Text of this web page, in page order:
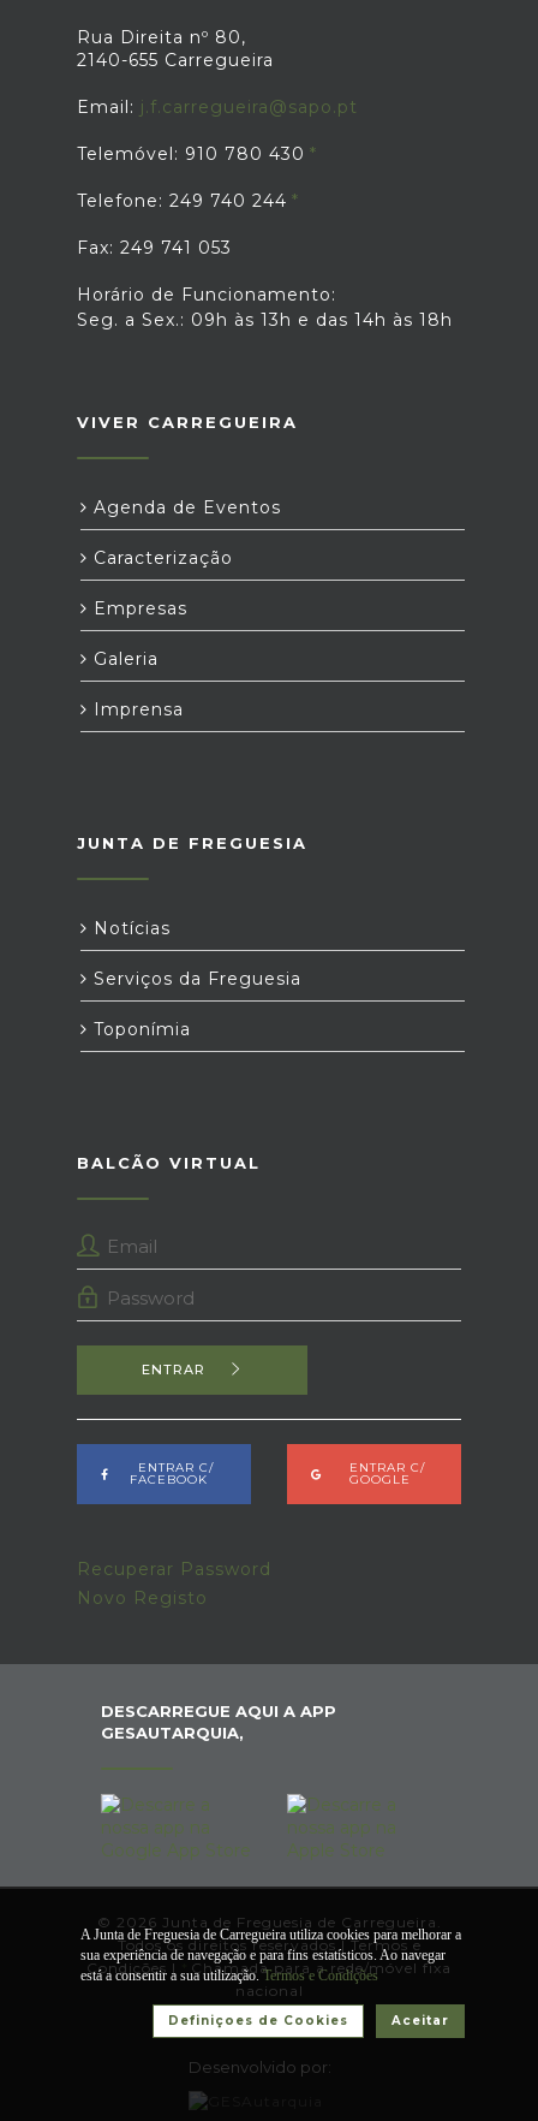
Rua Direita nº 80,
2140-655 Carregueira
Email: j.f.carregueira@sapo.pt
Telemóvel: 910 780 430
Telefone: 249 740 244
Fax: 249 741 053
Horário de Funcionamento:
Seg. a Sex.: 09h às 13h e das 14h às 18h
VIVER CARREGUEIRA
Agenda de Eventos
Caracterização
Empresas
Galeria
Imprensa
JUNTA DE FREGUESIA
Notícias
Serviços da Freguesia
Toponímia
BALCÃO VIRTUAL
ENTRAR
ENTRAR C/
FACEBOOK
ENTRAR C/
GOOGLE
Recuperar Password
Novo Registo
DESCARREGUE AQUI A APP
GESAUTARQUIA,
© 2026 Junta de Freguesia de Carregueira.
Todos os direitos reservados |Termos e
Condições |
Chamada para a rede/móvel fixa
nacional
Desenvolvido por:
A Junta de Freguesia de Carregueira utiliza cookies para melhorar a
sua experiência de navegação e para fins estatísticos. Ao navegar
está a consentir a sua utilização.Termos e Condições
Aceitar
Definiçoes de Cookies